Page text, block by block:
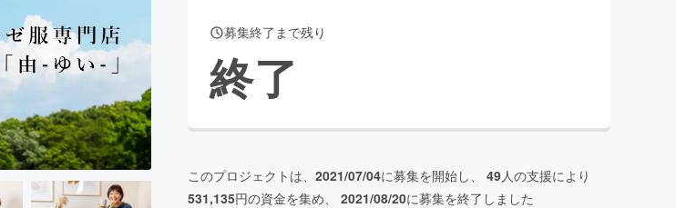
Social GoodCAMPFIRE Creation
るさと納税machi-ya
募集終了まで残り
終了
このプロジェクトは、 2021/07/04に募集を開始し、 49人の支援により
531,135円の資金を集め、 2021/08/20に募集を終了しました